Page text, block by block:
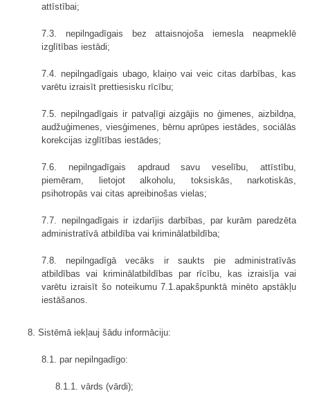
attīstībai;
7.3. nepilngadīgais bez attaisnojoša iemesla neapmeklē
izglītības iestādi;
7.4. nepilngadīgais ubago, klaiņo vai veic citas darbības, kas
varētu izraisīt prettiesisku rīcību;
7.5. nepilngadīgais ir patvaļīgi aizgājis no ģimenes, aizbildņa,
audžuģimenes, viesģimenes, bērnu aprūpes iestādes, sociālās
korekcijas izglītības iestādes;
7.6. nepilngadīgais apdraud savu veselību, attīstību,
piemēram, lietojot alkoholu, toksiskās, narkotiskās,
psihotropās vai citas apreibinošas vielas;
7.7. nepilngadīgais ir izdarījis darbības, par kurām paredzēta
administratīvā atbildība vai kriminālatbildība;
7.8. nepilngadīgā vecāks ir saukts pie administratīvās
atbildības vai kriminālatbildības par rīcību, kas izraisīja vai
varētu izraisīt šo noteikumu 7.1.apakšpunktā minēto apstākļu
iestāšanos.
8. Sistēmā iekļauj šādu informāciju:
8.1. par nepilngadīgo:
8.1.1. vārds (vārdi);